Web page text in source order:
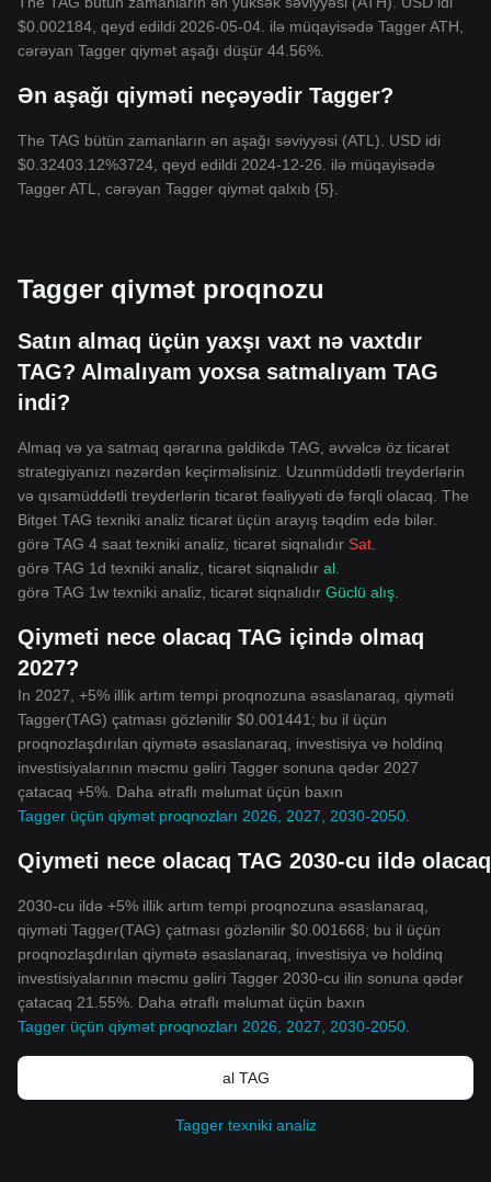
$0.002184, qeyd edildi 2026-05-04. ilə müqayisədə Tagger ATH,
cərəyan Tagger qiymət aşağı düşür 44.56%.
Ən aşağı qiyməti neçəyədir Tagger?
The TAG bütün zamanların ən aşağı səviyyəsi (ATL). USD idi
$0.32403.12%3724, qeyd edildi 2024-12-26. ilə müqayisədə
Tagger ATL, cərəyan Tagger qiymət qalxıb {5}.
Tagger qiymət proqnozu
Satın almaq üçün yaxşı vaxt nə vaxtdır
TAG? Almalıyam yoxsa satmalıyam TAG
indi?
Almaq və ya satmaq qərarına gəldikdə TAG, əvvəlcə öz ticarət
strategiyanızı nəzərdən keçirməlisiniz. Uzunmüddətli treyderlərin
və qısamüddətli treyderlərin ticarət fəaliyyəti də fərqli olacaq. The
Bitget TAG texniki analiz ticarət üçün arayış təqdim edə bilər.
görə TAG 4 saat texniki analiz, ticarət siqnalıdır Sat
görə TAG 1d texniki analiz, ticarət siqnalıdır al
görə TAG 1w texniki analiz, ticarət siqnalıdır Güclü alış
Qiymeti nece olacaq TAG içində olmaq
2027?
In 2027, +5% illik artım tempi proqnozuna əsaslanaraq, qiyməti
Tagger(TAG) çatması gözlənilir $0.001441; bu il üçün
proqnozlaşdırılan qiymətə əsaslanaraq, investisiya və holdinq
investisiyalarının məcmu gəliri Tagger sonuna qədər 2027
çatacaq +5%. Daha ətraflı məlumat üçün baxın
Tagger üçün qiymət proqnozları 2026, 2027, 2030-2050
Qiymeti nece olacaq TAG 2030-cu ildə
2030-cu ildə +5% illik artım tempi proqnozuna əsaslanaraq,
qiyməti Tagger(TAG) çatması gözlənilir $0.001668; bu il üçün
proqnozlaşdırılan qiymətə əsaslanaraq, investisiya və holdinq
investisiyalarının məcmu gəliri Tagger 2030-cu ilin sonuna qədər
çatacaq 21.55%. Daha ətraflı məlumat üçün baxın
Tagger üçün qiymət proqnozları 2026, 2027, 2030-2050
al TAG
Tagger texniki analiz